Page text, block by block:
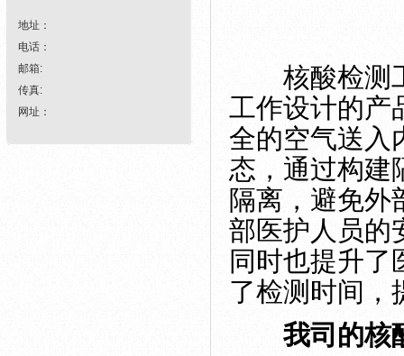
地址：
电话：
邮箱:
传真:
网址：
核酸检测工
工作设计的产
全的空气送入
态，通过构建
隔离，避免外
部医护人员的
同时也提升了
了检测时间，
我司的核